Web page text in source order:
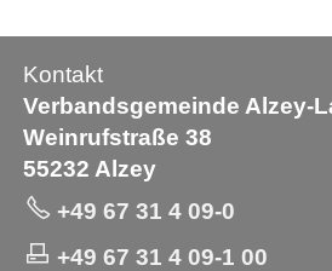
Kontakt
Verbandsgemeinde Alzey-
Weinrufstraße 38
55232 Alzey
+49 67 31 4 09-0
+49 67 31 4 09-1 00